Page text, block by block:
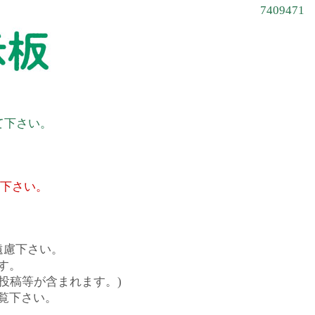
7409471
さい。
さい。
下さい。
。
稿等が含まれます。)
下さい。